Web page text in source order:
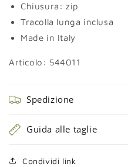
Chiusura: zip
Tracolla lunga inclusa
Made in Italy
Articolo: 544011
Spedizione
Guida alle taglie
Condividi link